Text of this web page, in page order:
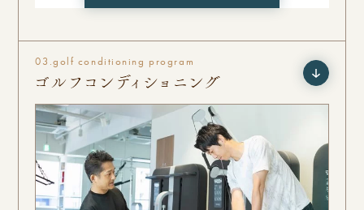
03.golf conditioning program
ゴルフコンディショニング